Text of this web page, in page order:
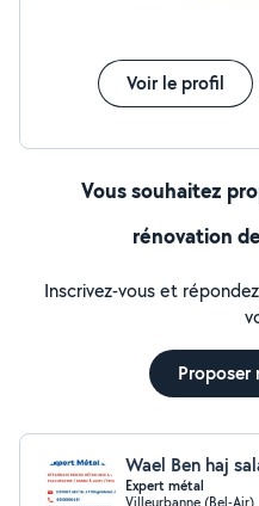
vos travaux, de la
réalisation du chantier,
plateforme web pour
Voir le profil
Vous souhaitez
rénovation
Inscrivez-vous et
Proposer
Wael Ben haj
Expert métal
Villeurbanne (Bel-Air)